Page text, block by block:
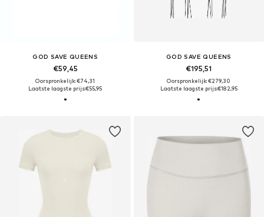
GOD SAVE QUEENS
€59,45
Oorspronkelijk: €74,31
Laatste laagste prijs:€55,95
GOD SAVE QUEENS
€195,51
Oorspronkelijk: €279,30
Laatste laagste prijs:€182,95